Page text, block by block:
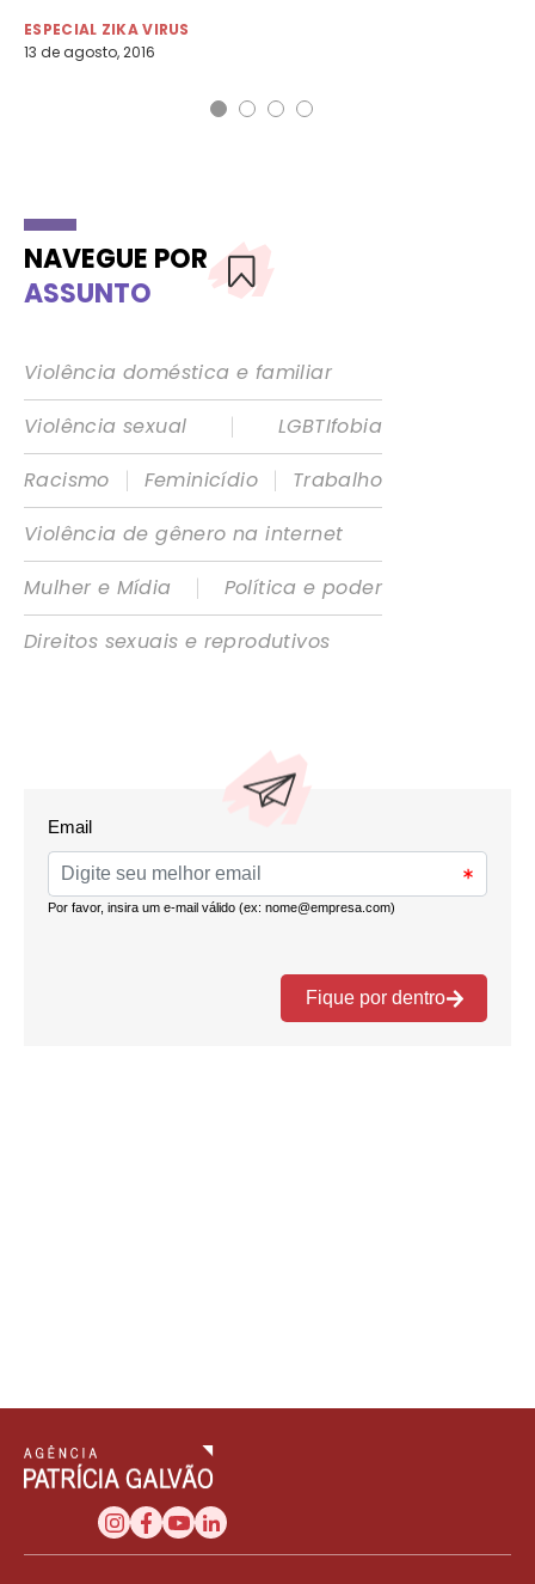
ESPECIAL ZIKA VIRUS
13 de agosto, 2016
NAVEGUE POR
ASSUNTO
Violência doméstica e familiar
Violência sexual
|
LGBTIfobia
Racismo
| Feminicídio |
Trabalho
Violência de gênero na internet
Mulher e Mídia
|
Política e poder
Direitos sexuais e reprodutivos